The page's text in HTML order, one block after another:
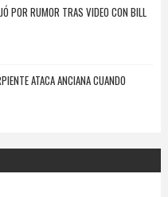
POR RUMOR TRAS VIDEO CON BILL
ATACA ANCIANA CUANDO